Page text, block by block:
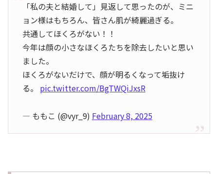
「私の夫と結婚して」見返して思ったのが、ミニ
ョン様はもちろん、皆さん肌が綺麗過ぎる。
共通してほくろがない！！
今年は顔の小さなほくろたちを除去したいと思い
ました。
ほくろがないだけで、顔が明るくなって垢抜け
る。 pic.twitter.com/BgTWQiJxsR
— ももこ (@vyr_9) February 8, 2025